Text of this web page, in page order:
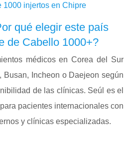
1000 injertos en Chipre
qué elegir este país
de Cabello 1000+?
médicos en Corea del Sur
Busan, Incheon o Daejeon según
de las clínicas. Seúl es el
pacientes internacionales con
y clínicas especializadas.